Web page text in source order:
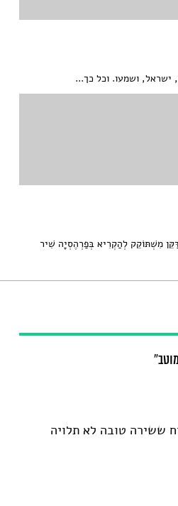
ששירה טובה לא תלויה
ישראל, ושמעו. וכל כך...
מִשְׁתּוֹקֵק לְהַקְרִיא בְּפַרְהֶסְיָה שִׁיר